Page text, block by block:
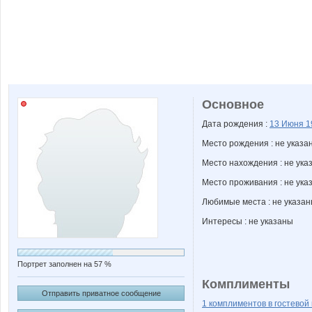
Портрет заполнен на 57 %
Отправить приватное сообщение
Основное
Дата рождения : 13 Июня
Место рождения : не
Место нахождения : не
Место проживания : не
Любимые места : не
Интересы : не указаны
Комплименты
1 комплиментов в гостевой